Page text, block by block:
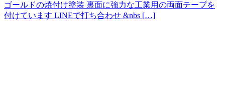
ゴールドの焼付け塗装 裏面に強力な工業用の両面テープを
付けています LINEで打ち合わせ &nbs […]